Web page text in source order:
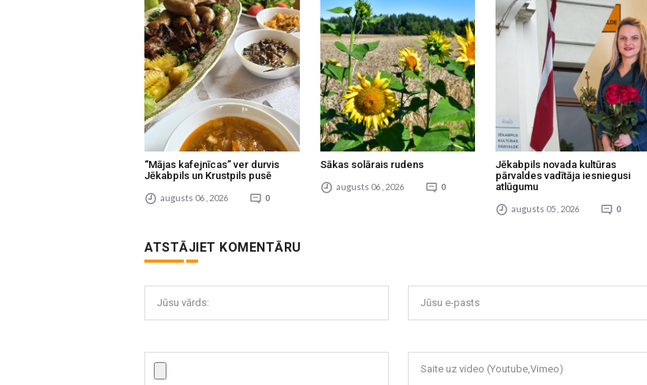
“Mājas kafejnīcas” ver durvis
Jēkabpils un Krustpils pusē
augusts 06 , 2026 0
Sākas solārais rudens
augusts 06 , 2026 0
Jēkabpils novada kultūras
pārvaldes vadītāja iesniegusi
atlūgumu
augusts 05 , 2026 0
ATSTĀJIET KOMENTĀRU
Jūsu vārds: Jūsu e-pasts
Saite uz video (Youtube,Vimeo)